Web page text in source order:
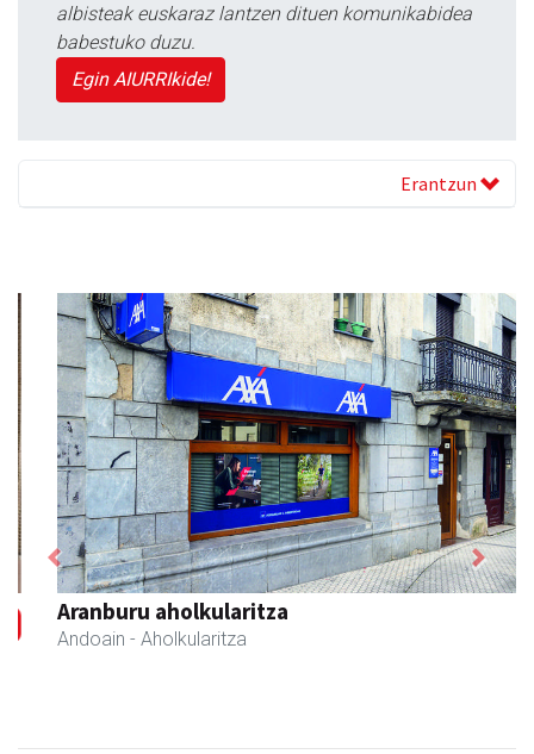
albisteak euskaraz lantzen dituen komunikabidea
babestuko duzu.
Egin AIURRIkide!
Erantzun
Aranburu aholkularitza
Andoain - Aholkularitza
Previous Next